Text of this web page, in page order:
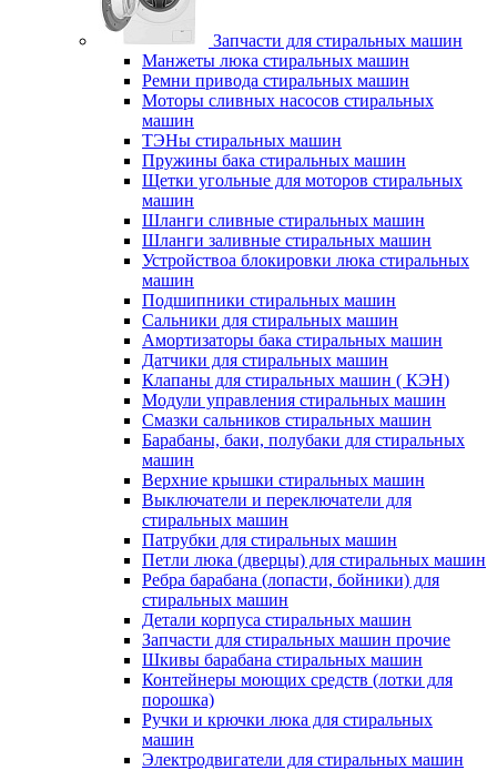
Запчасти для стиральных машин
Манжеты люка стиральных машин
Ремни привода стиральных машин
Моторы сливных насосов стиральных
машин
ТЭНы стиральных машин
Пружины бака стиральных машин
Щетки угольные для моторов стиральных
машин
Шланги сливные стиральных машин
Шланги заливные стиральных машин
Устройствоа блокировки люка стиральных
машин
Подшипники стиральных машин
Сальники для стиральных машин
Амортизаторы бака стиральных машин
Датчики для стиральных машин
Клапаны для стиральных машин ( КЭН)
Модули управления стиральных машин
Смазки сальников стиральных машин
Барабаны, баки, полубаки для стиральных
машин
Верхние крышки стиральных машин
Выключатели и переключатели для
стиральных машин
Патрубки для стиральных машин
Петли люка (дверцы) для стиральных машин
Ребра барабана (лопасти, бойники) для
стиральных машин
Детали корпуса стиральных машин
Запчасти для стиральных машин прочие
Шкивы барабана стиральных машин
Контейнеры моющих средств (лотки для
порошка)
Ручки и крючки люка для стиральных
машин
Электродвигатели для стиральных машин